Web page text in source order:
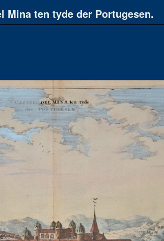
Mina ten tyde der Portugesen.